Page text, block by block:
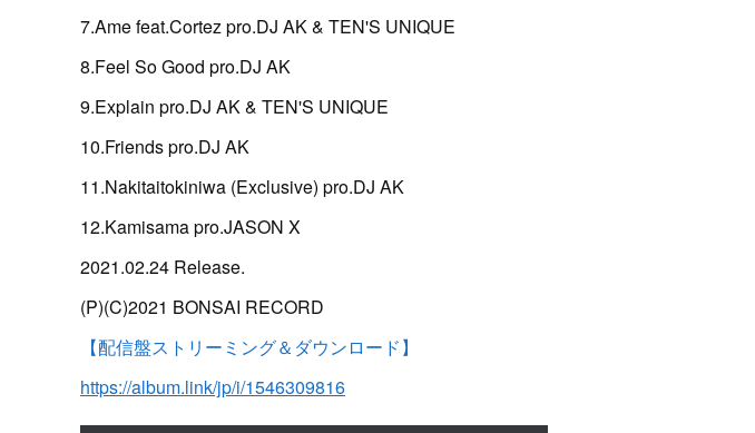
7.Ame feat.Cortez pro.DJ AK & TEN'S UNIQUE
8.Feel So Good pro.DJ AK
9.Explain pro.DJ AK & TEN'S UNIQUE
10.Friends pro.DJ AK
11.Nakitaitokiniwa (Exclusive) pro.DJ AK
12.Kamisama pro.JASON X
2021.02.24 Release.
(P)(C)2021 BONSAI RECORD
【配信盤ストリーミング＆ダウンロード】
https://album.link/jp/i/1546309816